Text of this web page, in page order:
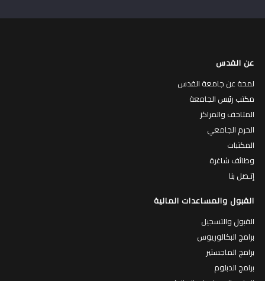
عن القدس
لمحة عن جامعة القدس
مكتب رئيس الجامعة
المتاحف والمراكز
الحرم الجامعي
المكتبات
وظائف شاغرة
إتـصل بنا
القبول والمساعدات المالية
القبول والتسجيل
برامج البكالوريوس
برامج الماجستير
برامج الدبلوم